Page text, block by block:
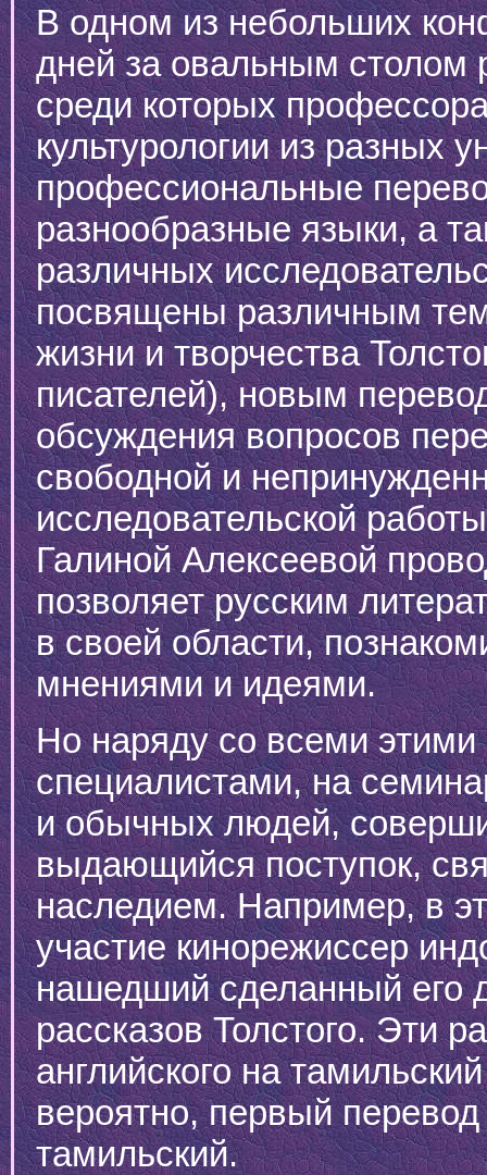
В одном из небольших
дней за овальным столом
среди которых
культурологии из разных
профессиональные
разнообразные языки, а
различных
посвящены различным
жизни и творчества
писателей), новым
обсуждения вопросов
свободной и
исследовательской
Галиной Алексеевой
позволяет русским
в своей области,
мнениями и идеями.
Но наряду со всеми
специалистами, на
и обычных людей,
выдающийся поступок,
наследием. Например, в
участие кинорежиссер
нашедший сделанный его
рассказов Толстого. Эти
английского на
вероятно, первый
тамильский.